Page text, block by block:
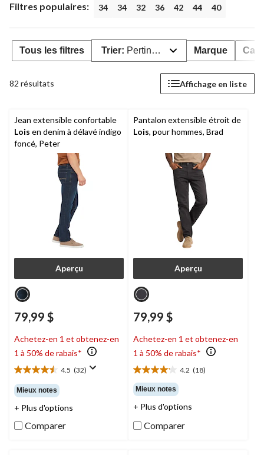
Filtres populaires: 34 34 32 36 42 44 40
Tous les filtres Trier: Pertinence Marque
82 résultats Affichage en liste
Jean extensible confortable
Lois en denim à délavé indigo
foncé, Peter
Aperçu
79,99 $
Achetez-en 1 et obtenez-en
1 à 50% de rabais*
4.5 (32)
4.5
étoile(s)
sur
5.
32
évaluations
Mieux notes
+ Plus d'options
Comparer
Pantalon extensible étroit de
Lois, pour hommes, Brad
Aperçu
79,99 $
Achetez-en 1 et obtenez-en
1 à 50% de rabais*
4.2 (18)
4.2
étoile(s)
sur
5.
18
évaluations
Mieux notes
+ Plus d'options
Comparer